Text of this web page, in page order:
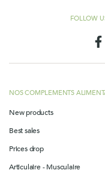
FOLLOW
NOS COMPLEMENTS
New products
Best sales
Prices drop
Articulaire - Musculaire